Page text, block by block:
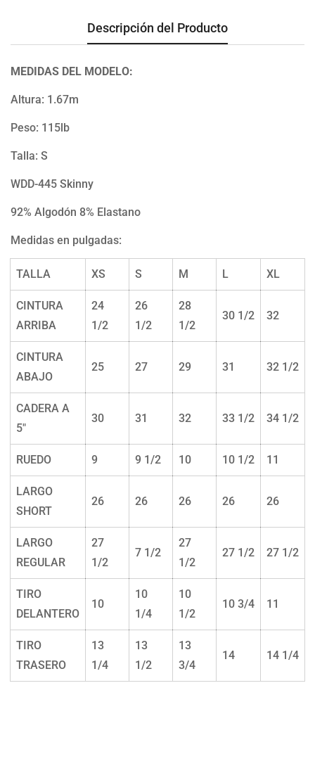
Descripción del Producto
MEDIDAS DEL MODELO:
Altura: 1.67m
Peso: 115lb
Talla: S
WDD-445 Skinny
92% Algodón 8% Elastano
Medidas en pulgadas:
TALLA XS S M L XL
CINTURA
ARRIBA
24
1/2
26
1/2
28
1/2
30 1/2 32
CINTURA
ABAJO
25 27 29 31 32 1/2
CADERA A
5"
30 31 32 33 1/2 34 1/2
RUEDO 9 9 1/2 10 10 1/2 11
LARGO
SHORT
26 26 26 26 26
LARGO
REGULAR
27
1/2
7 1/2
27
1/2
27 1/2 27 1/2
TIRO
DELANTERO
10
10
1/4
10
1/2
10 3/4 11
TIRO
TRASERO
13
1/4
13
1/2
13
3/4
14 14 1/4